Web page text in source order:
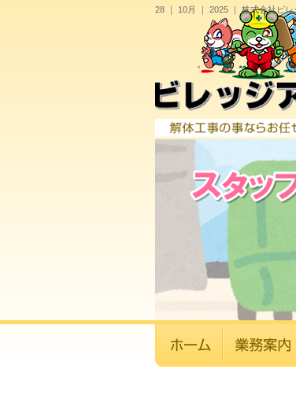
28 ｜ 10月 ｜ 2025 ｜ 株式会社ビ